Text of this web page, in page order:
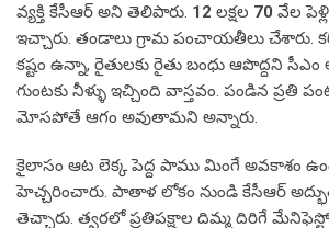
వ్యక్తి కేసీఆర్ అని తెలిపారు. 12 లక్షల 70 వేల
ఇచ్చారు. తండాలు గ్రామ పంచాయతీలు
కష్టం ఉన్నా, రైతులకు రైతు బంధు ఆపొద్దని సీఎం
గుంటకు నీళ్ళు ఇచ్చింది వాస్తవం. పండిన ప్రతి
మోసపోతే ఆగం అవుతామని అన్నారు.
కైలాసం ఆట లెక్క పెద్ద పాము మింగే అవకాశం
హెచ్చరించారు. పాతాళ లోకం నుండి కేసీఆర్
తెచ్చారు. త్వరలో ప్రతిపక్షాల దిమ్మ దిరిగే